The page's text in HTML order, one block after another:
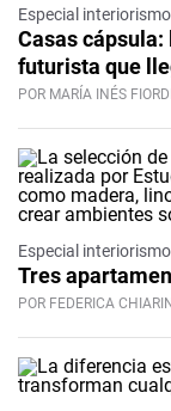
Especial interiorismo
Casas
futurista que
POR MARÍA INÉS
Especial interiorismo
Tres
POR FEDERICA